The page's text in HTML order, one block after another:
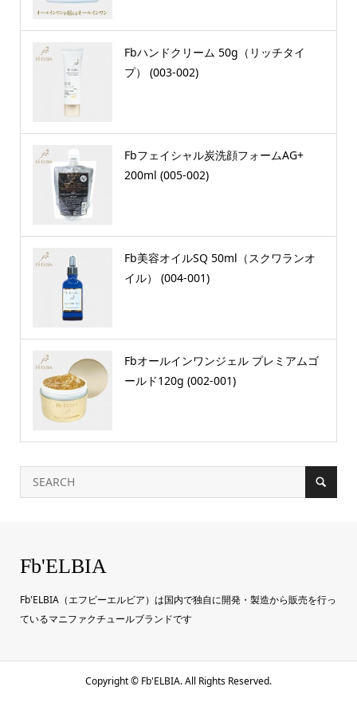
Fbハンドクリーム 50g（リッチタイ
プ） (003-002)
Fbフェイシャル炭洗顔フォームAG+
200ml (005-002)
Fb美容オイルSQ 50ml（スクワランオ
イル） (004-001)
Fbオールインワンジェル プレミアムゴ
ールド120g (002-001)
Fb'ELBIA
Fb'ELBIA（エフビーエルビア）は国内で独自に開発・製造から販売を行っ
ているマニファクチュールブランドです
Copyright © Fb'ELBIA. All Rights Reserved.